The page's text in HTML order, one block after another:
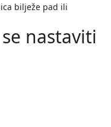
bilježe pad ili
nastaviti